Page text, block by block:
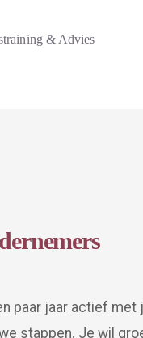
& Advies
paar jaar actief met
stappen. Je wil